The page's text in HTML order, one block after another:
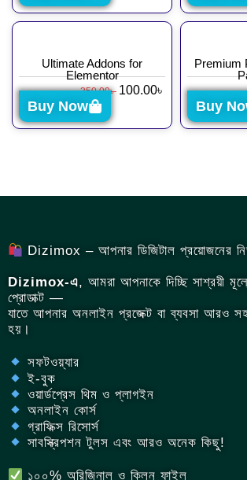
Ultimate Addons for
Elementor
350.00৳ 100.00৳
Buy Now
Premium
Buy
Dizimox – আপনার ডিজিটাল প্রয়োজনের
Dizimox-এ, আমরা আপনাকে দিচ্ছি সাশ্রয়ী
প্রোডাক্ট —
যাতে আপনার অনলাইন প্রজেক্ট বা ব্যবসা আরও
হয়।
সফটওয়্যার
ই-বুক
ওয়ার্ডপ্রেস থিম ও প্লাগইন
অনলাইন কোর্স
গ্রাফিক্স রিসোর্স
সাবস্ক্রিপশন টুলস এবং আরও অনেক কিছু!
১০০% অরিজিনাল ও ক্লিন ফাইল